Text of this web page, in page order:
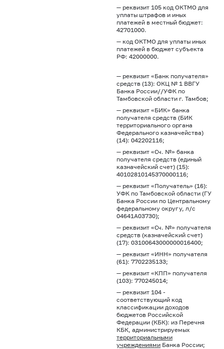
— реквизит 105 код ОКТМО для
уплаты штрафов и иных
платежей в местный бюджет:
42701000.
— код ОКТМО для уплаты иных
платежей в бюджет субъекта
РФ: 42000000.
— реквизит «Банк получателя»
средств (13): ОКЦ № 1 ВВГУ
Банка России//УФК по
Тамбовской области г. Тамбов;
— реквизит «БИК» банка
получателя средств (БИК
территориального органа
Федерального казначейства)
(14): 042202116;
— реквизит «Сч. №» банка
получателя средств (единый
казначейский счет) (15):
40102810145370000116;
— реквизит «Получатель» (16):
УФК по Тамбовской области (ГУ
Банка России по Центральному
федеральному округу, л/с
04641А03730);
— реквизит «Сч. №» получателя
средств (казначейский счет)
(17): 03100643000000016400;
— реквизит «ИНН» получателя
(61): 7702235133;
— реквизит «КПП» получателя
(103): 770245014;
— реквизит 104 -
соответствующий код
классификации доходов
бюджетов Российской
Федерации (КБК): из Перечня
КБК, администрируемых
территориальными
учреждениями Банка России;